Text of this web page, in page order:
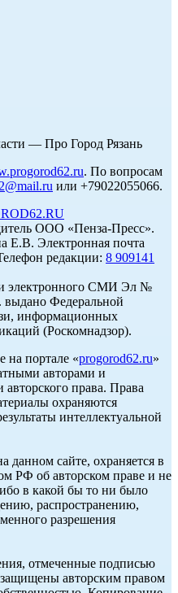
— Про Город Рязань
. По вопросам
или +79022055066.
ООО «Пенза-Пресс».
Е.В. Электронная почта
редакции: 8 909141
электронного СМИ Эл №
выдано Федеральной
информационных
(Роскомнадзор).
портале «progorod62.ru»
авторами и
авторского права. Права
охраняются
интеллектуальной
данном сайте, охраняется в
РФ об авторском праве и не
в какой бы то ни было
распространению,
разрешения
отмеченные подписью
авторским правом